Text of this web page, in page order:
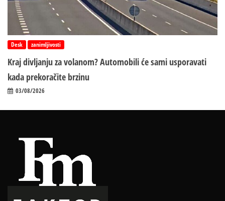
Desk zanimljivosti
Kraj divljanju za volanom? Automobili će sami usporavati
kada prekoračite brzinu
03/08/2026